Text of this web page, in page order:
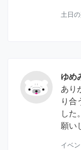
土日
ゆめ
あり
り合
した
願い
イベ